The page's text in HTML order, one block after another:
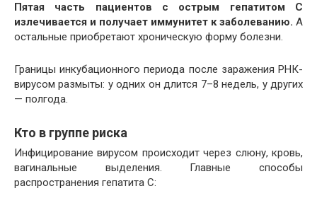
Пятая часть пациентов с острым гепатитом С
излечивается и получает иммунитет к заболеванию. А
остальные приобретают хроническую форму болезни.
Границы инкубационного периода после заражения РНК-
вирусом размыты: у одних он длится 7–8 недель, у других
— полгода.
Кто в группе риска
Инфицирование вирусом происходит через слюну, кровь,
вагинальные выделения. Главные способы
распространения гепатита С: